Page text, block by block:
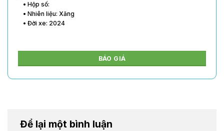
• Hộp số:
• Nhiên liệu: Xăng
• Đời xe: 2024
BÁO GIÁ
Để lại một bình luận